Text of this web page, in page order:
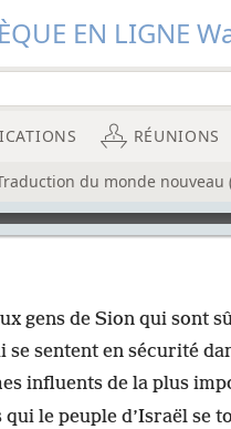
EN LIGNE
RÉUNIONS
du monde nouveau
gens de Sion qui sont
se sentent en sécurité
influents de la plus
qui le peuple d’Israël se